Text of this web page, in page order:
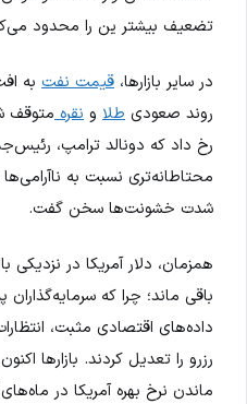
تضعیف بیشتر ین را محدود
در سایر بازارها، قیمت نفت به
روند صعودی طلا و نقرهمتوقف
رخ داد که دونالد ترامپ،
محتاطانه‌تری نسبت به
شدت خشونت‌ها سخن گفت.
همزمان، دلار آمریکا در
باقی ماند؛ چرا که
داده‌های اقتصادی مثبت،
رزرو را تعدیل کردند. بازارها
ماندن نرخ بهره آمریکا در